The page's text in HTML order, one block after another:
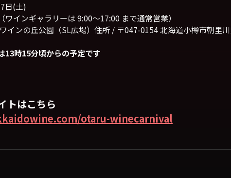
日(土)
インギャラリーは 9:00〜17:00 まで通常営業）
インの丘公園（SL広場）住所 / 〒047-0154 北海道小樽市朝里
時15分頃からの予定です
トはこちら
otaru-winecarnival